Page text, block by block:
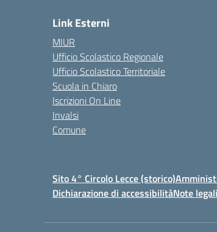
Link Esterni
MIUR
Ufficio Scolastico Regionale
Ufficio Scolastico Territoriale
Scuola in Chiaro
Iscrizioni On Line
Invalsi
Comune
Sito 4° Circolo Lecce (storico)
Dichiarazione di accessibilitàNote legali